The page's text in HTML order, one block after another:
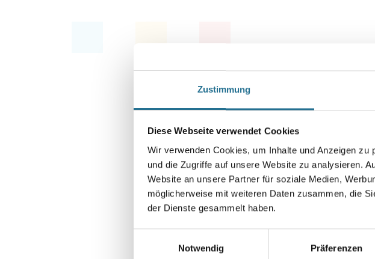
Zustimmung
Diese Webseite verwendet Cookies
Wir verwenden Cookies, um Inhalte und Anzeigen
und die Zugriffe auf unsere Website zu analysieren.
Website an unsere Partner für soziale Medien,
möglicherweise mit weiteren Daten zusammen, die
der Dienste gesammelt haben.
Notwendig
Präferenzen